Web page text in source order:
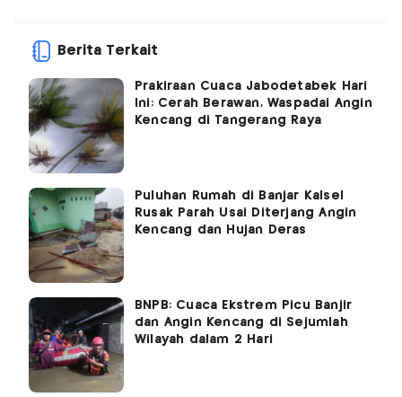
Berita Terkait
Prakiraan Cuaca Jabodetabek Hari
Ini: Cerah Berawan, Waspadai Angin
Kencang di Tangerang Raya
Puluhan Rumah di Banjar Kalsel
Rusak Parah Usai Diterjang Angin
Kencang dan Hujan Deras
BNPB: Cuaca Ekstrem Picu Banjir
dan Angin Kencang di Sejumlah
Wilayah dalam 2 Hari